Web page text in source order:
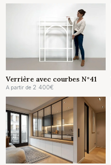
Verrière avec courbes N°41
A partir de 2 400€